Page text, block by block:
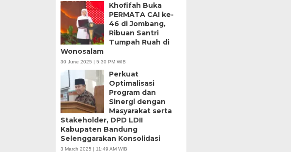
Khofifah Buka
PERMATA CAI ke-
46 di Jombang,
Ribuan Santri
Tumpah Ruah di
Wonosalam
30 June 2025 | 5:30 PM WIB
Perkuat
Optimalisasi
Program dan
Sinergi dengan
Masyarakat serta
Stakeholder, DPD LDII
Kabupaten Bandung
Selenggarakan Konsolidasi
3 March 2025 | 11:49 AM WIB